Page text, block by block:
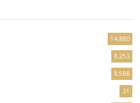
14.880
8.253
8.588
31